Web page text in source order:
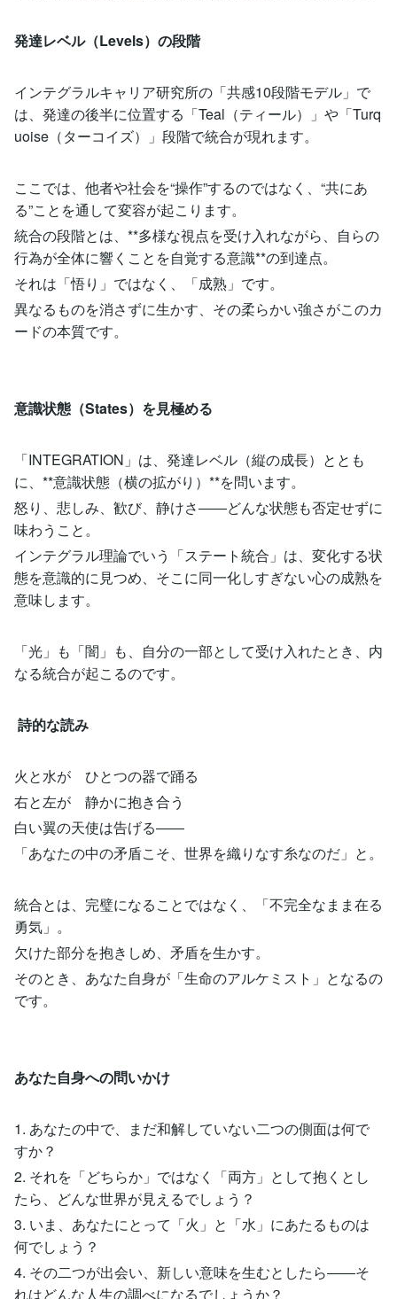
発達レベル（Levels）の段階
インテグラルキャリア研究所の「共感10段階モデル」で
は、発達の後半に位置する「Teal（ティール）」や「Turq
uoise（ターコイズ）」段階で統合が現れます。
ここでは、他者や社会を“操作”するのではなく、“共にあ
る”ことを通して変容が起こります。
統合の段階とは、**多様な視点を受け入れながら、自らの
行為が全体に響くことを自覚する意識**の到達点。
それは「悟り」ではなく、「成熟」です。
異なるものを消さずに生かす、その柔らかい強さがこのカ
ードの本質です。
意識状態（States）を見極める
「INTEGRATION」は、発達レベル（縦の成長）ととも
に、**意識状態（横の拡がり）**を問います。
怒り、悲しみ、歓び、静けさ――どんな状態も否定せずに
味わうこと。
インテグラル理論でいう「ステート統合」は、変化する状
態を意識的に見つめ、そこに同一化しすぎない心の成熟を
意味します。
「光」も「闇」も、自分の一部として受け入れたとき、内
なる統合が起こるのです。
詩的な読み
火と水が ひとつの器で踊る
右と左が 静かに抱き合う
白い翼の天使は告げる――
「あなたの中の矛盾こそ、世界を織りなす糸なのだ」と。
統合とは、完璧になることではなく、「不完全なまま在る
勇気」。
欠けた部分を抱きしめ、矛盾を生かす。
そのとき、あなた自身が「生命のアルケミスト」となるの
です。
あなた自身への問いかけ
1. あなたの中で、まだ和解していない二つの側面は何で
すか？
2. それを「どちらか」ではなく「両方」として抱くとし
たら、どんな世界が見えるでしょう？
3. いま、あなたにとって「火」と「水」にあたるものは
何でしょう？
4. その二つが出会い、新しい意味を生むとしたら――そ
れはどんな人生の調べになるでしょうか？